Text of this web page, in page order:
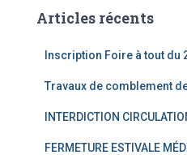
Articles récents
Inscription Foire à tout du
Travaux de comblement
INTERDICTION
FERMETURE ESTIVALE